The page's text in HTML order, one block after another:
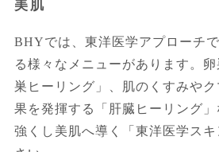
美肌
BHYでは、東洋医学アプローチ
る様々なメニューがあります。
巣ヒーリング」、肌のくすみや
果を発揮する「肝臓ヒーリング
強くし美肌へ導く「東洋医学ス